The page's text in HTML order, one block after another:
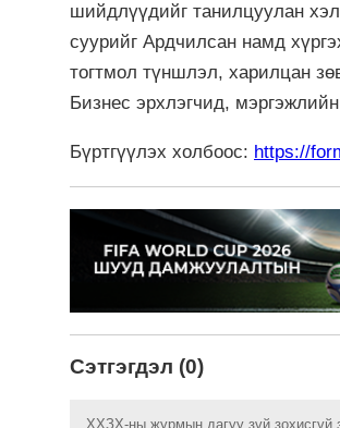
шийдлүүдийг танилцуулан
суурийг Ардчилсан намд
тогтмол түншлэл, харилцан
Бизнес эрхлэгчид,
Бүртгүүлэх холбоос: https://
Сэтгэгдэл (0)
ХХЗХ-ны журмын дагуу зүй зохисгүй